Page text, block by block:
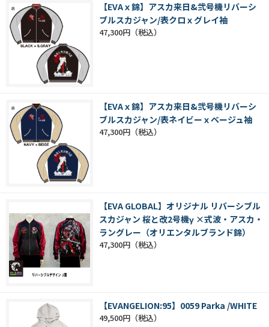
【EVAｘ錦】アスカ来日&弐号機リバーシ
ブルスカジャン/表クロｘグレイ袖
47,300円
【EVAｘ錦】アスカ来日&弐号機リバーシ
ブルスカジャン/表ネイビーｘベージュ袖
47,300円
【EVA GLOBAL】オリジナル リバーシブル
スカジャン 桜と改2号機γ ×式波・アスカ・
ラングレー（オリエンタルブランド錦）
47,300円
【EVANGELION:95】0059 Parka /WHITE
49,500円